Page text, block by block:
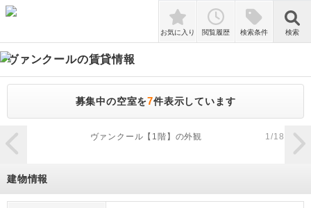
検索
お気に入り 閲覧履歴 検索条件 検索
ヴァンクールの賃貸情報
募集中の空室を7件表示しています
zoom_in
ヴァンクール【1階】の外観 1/18
建物情報